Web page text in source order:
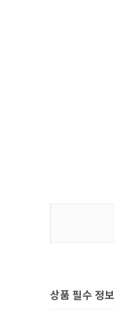
상품 필수 정보